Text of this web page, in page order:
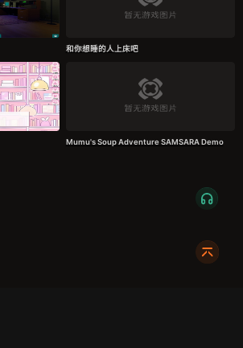
和你想睡的人上床吧
Mumu's Soup Adventure SAMSARA Demo